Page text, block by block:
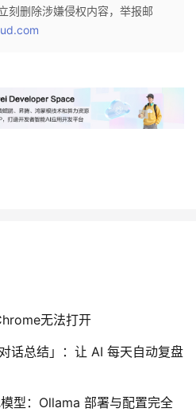
刻删除涉嫌侵权内容，举报邮
无法打开
话总结」：让 AI 每天自动复盘
型：Ollama 部署与配置完全